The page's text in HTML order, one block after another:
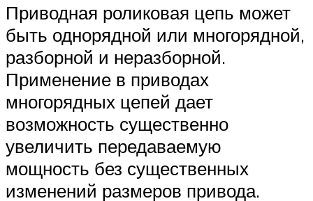
Приводная роликовая цепь может
быть однорядной или многорядной,
разборной и неразборной.
Применение в приводах
многорядных цепей дает
возможность существенно
увеличить передаваемую
мощность без существенных
изменений размеров привода.